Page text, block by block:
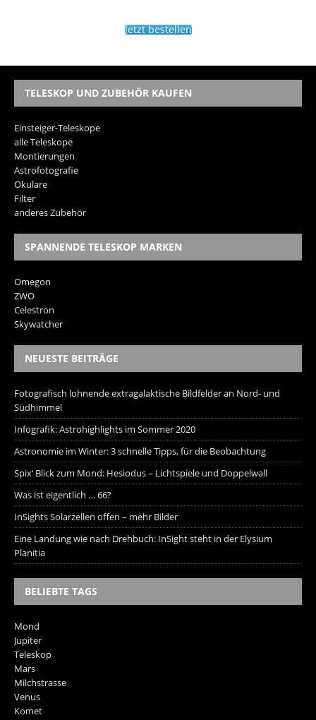
Jetzt bestellen
TELESKOP UND ZUBEHÖR KAUFEN
Einsteiger-Teleskope
alle Teleskope
Montierungen
Astrofotografie
Okulare
Filter
anderes Zubehör
SPANNENDE TELESKOP MARKEN
Omegon
ZWO
Celestron
Skywatcher
NEUESTE BEITRÄGE
Fotografisch lohnende extragalaktische Bildfelder an Nord- und
Südhimmel
Infografik: Astrohighlights im Sommer 2020
Astronomie im Winter: 3 schnelle Tipps, für die Beobachtung
Spix‘ Blick zum Mond: Hesiodus – Lichtspiele und Doppelwall
Was ist eigentlich … 66?
InSights Solarzellen offen – mehr Bilder
Eine Landung wie nach Drehbuch: InSight steht in der Elysium
Planitia
BELIEBTE TAGS
Mond
Jupiter
Teleskop
Mars
Milchstrasse
Venus
Komet